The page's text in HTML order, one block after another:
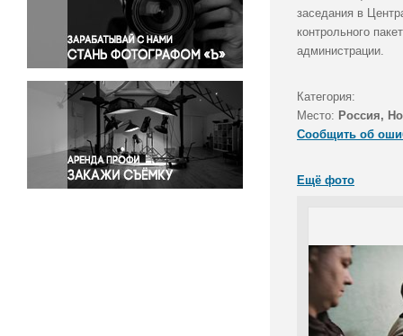
Правосудие
Происшествия и конфликты
Религия
Светская жизнь
Спорт
Экология
Экономика и бизнес
заседания в
контрольного
администрации.
Категория:
Место: Россия,
Сообщить об
Ещё фото